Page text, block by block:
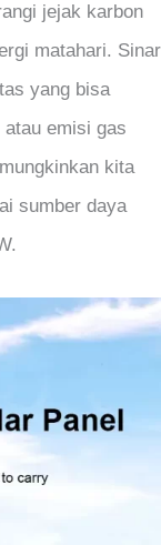
jejak karbon
matahari. Sinar
yang bisa
emisi gas
kita
sumber daya